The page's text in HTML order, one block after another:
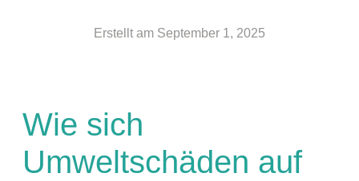
Erstellt am September 1, 2025
Wie sich
Umweltschäden auf